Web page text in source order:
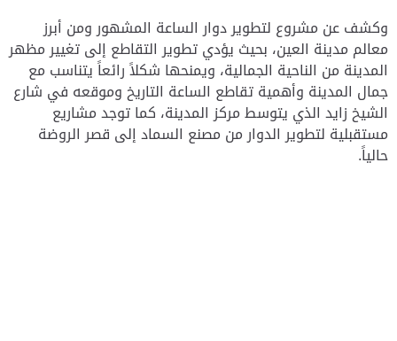
وكشف عن مشروع لتطوير دوار الساعة المشهور ومن أبرز
معالم مدينة العين، بحيث يؤدي تطوير التقاطع إلى تغيير مظهر
المدينة من الناحية الجمالية، ويمنحها شكلاً رائعاً يتناسب مع
جمال المدينة وأهمية تقاطع الساعة التاريخ وموقعه في شارع
الشيخ زايد الذي يتوسط مركز المدينة، كما توجد مشاريع
مستقبلية لتطوير الدوار من مصنع السماد إلى قصر الروضة
حالياً.